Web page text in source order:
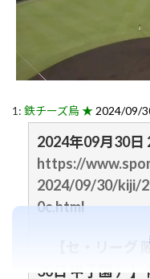
1: 鉄チーズ烏 ★ 2024/09/
2024年09月30日
https://
2024/09/30/kiji/
0c.html
【セ・リーグ
30日 甲子園 ）